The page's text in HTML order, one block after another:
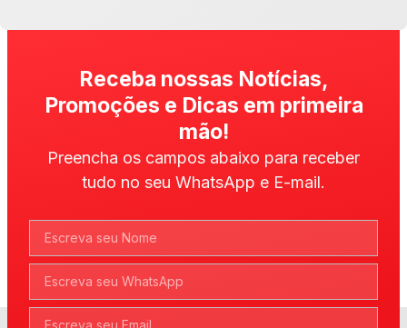
Receba nossas Notícias,
Promoções e Dicas em primeira
mão!
Preencha os campos abaixo para receber
tudo no seu WhatsApp e E-mail.